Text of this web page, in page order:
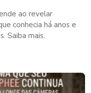
ao revelar
conhecia há anos e
Saiba mais.